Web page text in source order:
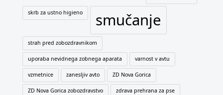
skrb za ustno higieno smučanje
strah pred zobozdravnikom
uporaba nevidnega zobnega aparata varnost v avtu
vzmetnice zanesljiv avto ZD Nova Gorica
ZD Nova Gorica zobozdravstvo zdrava prehrana za pse